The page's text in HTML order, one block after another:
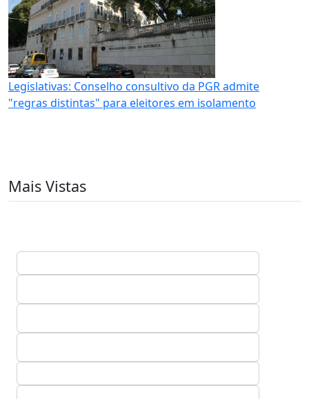
Legislativas: Conselho consultivo da PGR admite
"regras distintas" para eleitores em isolamento
Mais Vistas